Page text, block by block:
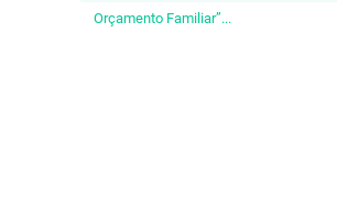
Orçamento Familiar”...